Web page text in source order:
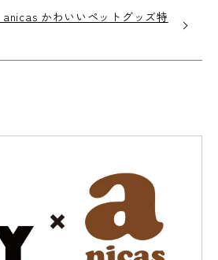
anicas かわいいペットグッズ特